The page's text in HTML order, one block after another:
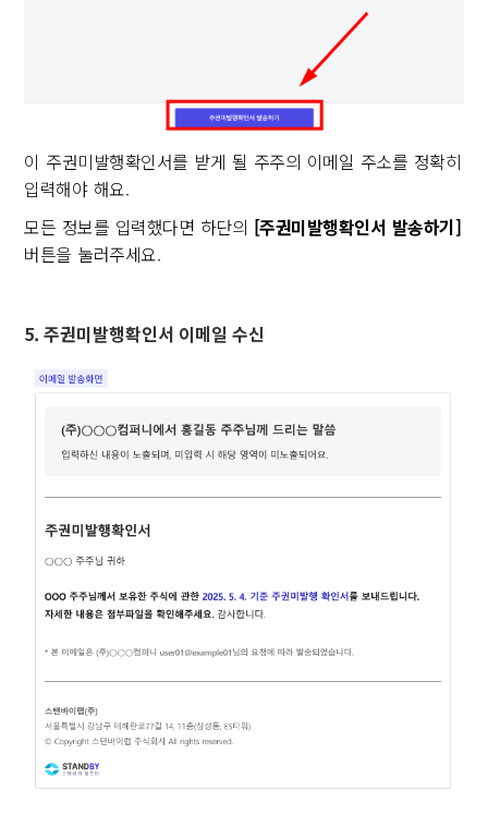
이 주권미발행확인서를 받게 될 주주의 이메일 주소를 정확히
입력해야 해요.
모든 정보를 입력했다면 하단의 [주권미발행확인서 발송하기]
버튼을 눌러주세요.
5. 주권미발행확인서 이메일 수신